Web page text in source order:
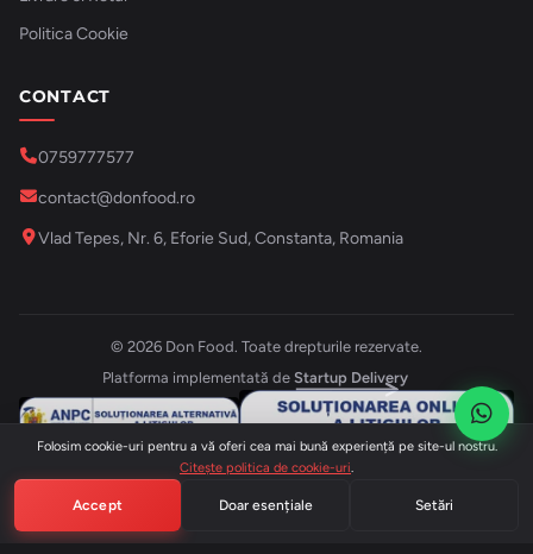
Politica Cookie
CONTACT
0759777577
contact@donfood.ro
Vlad Tepes, Nr. 6, Eforie Sud, Constanta, Romania
© 2026 Don Food. Toate drepturile rezervate.
Platforma implementată de Startup Delivery
Plată securizată:
Folosim cookie-uri pentru a vă oferi cea mai bună experiență pe site-ul nostru.
Citește politica de cookie-uri.
Accept Doar esențiale Setări
Cartofi prajiti cu sos cheddar 17.00 RON Adauga